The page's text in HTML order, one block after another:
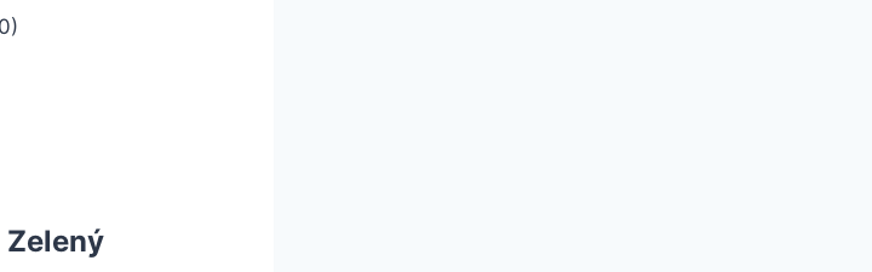
Zelený